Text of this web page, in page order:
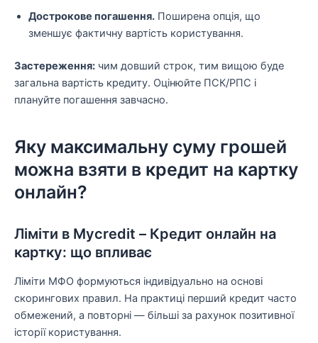
Дострокове погашення. Поширена опція, що
зменшує фактичну вартість користування.
Застереження: чим довший строк, тим вищою буде
загальна вартість кредиту. Оцінюйте ПСК/РПС і
плануйте погашення завчасно.
Яку максимальну суму грошей
можна взяти в кредит на картку
онлайн?
Ліміти в Mycredit – Кредит онлайн на
картку: що впливає
Ліміти МФО формуються індивідуально на основі
скорингових правил. На практиці перший кредит часто
обмежений, а повторні — більші за рахунок позитивної
історії користування.